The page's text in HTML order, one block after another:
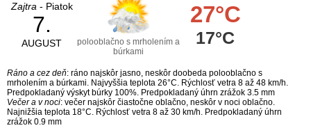
Zajtra - Piatok
7.
AUGUST
polooblačno s mrholením a
búrkami
27°C
17°C
Ráno a cez deň: ráno najskôr jasno, neskôr doobeda polooblačno s
mrholením a búrkami. Najvyššia teplota 26°C. Rýchlosť vetra 8 až 48 km/h.
Predpokladaný výskyt búrky 100%. Predpokladaný úhrn zrážok 3.5 mm
Večer a v noci: večer najskôr čiastočne oblačno, neskôr v noci oblačno.
Najnižšia teplota 18°C. Rýchlosť vetra 8 až 30 km/h. Predpokladaný úhrn
zrážok 0.9 mm